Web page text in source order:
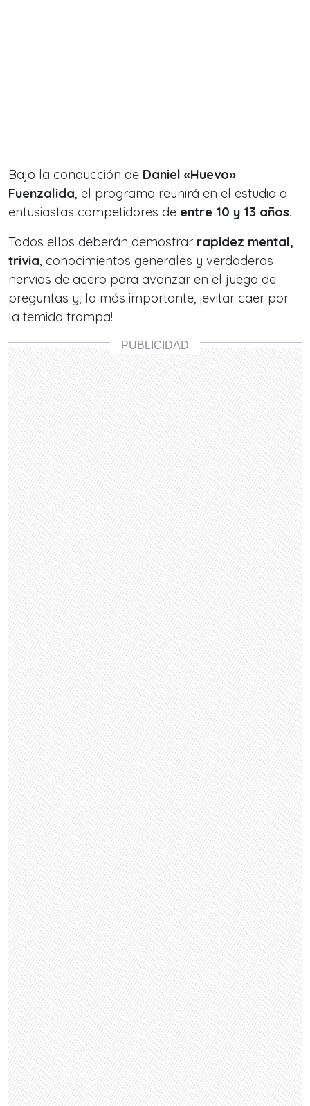
Bajo la conducción de Daniel «Huevo»
Fuenzalida, el programa reunirá en el estudio a
entusiastas competidores de entre 10 y 13 años.
Todos ellos deberán demostrar rapidez mental,
trivia, conocimientos generales y verdaderos
nervios de acero para avanzar en el juego de
preguntas y, lo más importante, ¡evitar caer por
la temida trampa!